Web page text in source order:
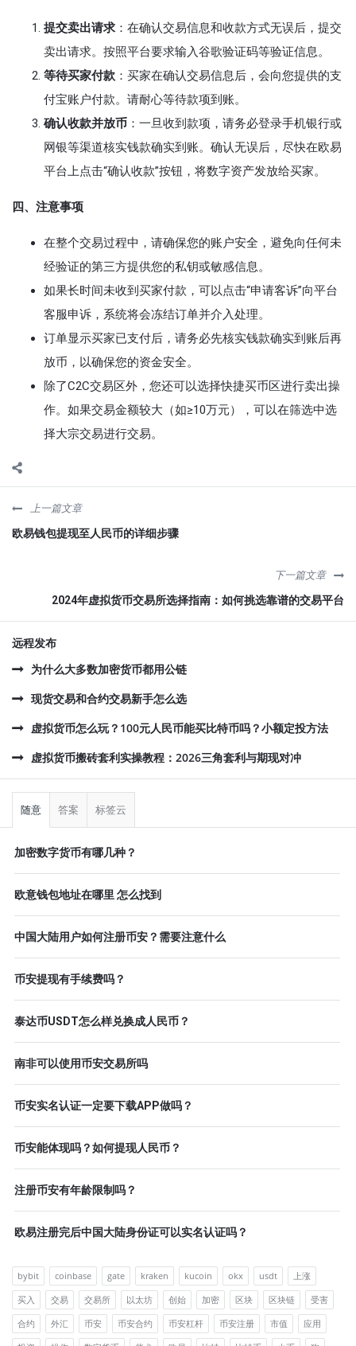
提交卖出请求 ：在确认交易信息和收款方式无误后，提交
卖出请求。按照平台要求输入谷歌验证码等验证信息。
等待买家付款 ：买家在确认交易信息后，会向您提供的支
付宝账户付款。请耐心等待款项到账。
确认收款并放币 ：一旦收到款项，请务必登录手机银行或
网银等渠道核实钱款确实到账。确认无误后，尽快在欧易
平台上点击“确认收款”按钮，将数字资产发放给买家。
四、注意事项
在整个交易过程中，请确保您的账户安全，避免向任何未
经验证的第三方提供您的私钥或敏感信息。
如果长时间未收到买家付款，可以点击“申请客诉”向平台
客服申诉，系统将会冻结订单并介入处理。
订单显示买家已支付后，请务必先核实钱款确实到账后再
放币，以确保您的资金安全。
除了C2C交易区外，您还可以选择快捷买币区进行卖出操
作。如果交易金额较大（如≥10万元），可以在筛选中选
择大宗交易进行交易。
上一篇文章
欧易钱包提现至人民币的详细步骤
下一篇文章
2024年虚拟货币交易所选择指南：如何挑选靠谱的交易平台
远程发布
为什么大多数加密货币都用公链
现货交易和合约交易新手怎么选
虚拟货币怎么玩？100元人民币能买比特币吗？小额定投方法
虚拟货币搬砖套利实操教程：2026三角套利与期现对冲
侧
随意 答案 标签云
加密数字货币有哪几种？
欧意钱包地址在哪里 怎么找到
中国大陆用户如何注册币安？需要注意什么
币安提现有手续费吗？
泰达币USDT怎么样兑换成人民币？
南非可以使用币安交易所吗
币安实名认证一定要下载APP做吗？
币安能体现吗？如何提现人民币？
注册币安有年龄限制吗？
欧易注册完后中国大陆身份证可以实名认证吗？
bybit coinbase gate kraken kucoin okx usdt
上涨
买入
交易 交易所 以太坊 创始 加密 区块 区块链
受害
合约
外汇 币安 币安合约 币安杠杆 币安注册 市值
应用